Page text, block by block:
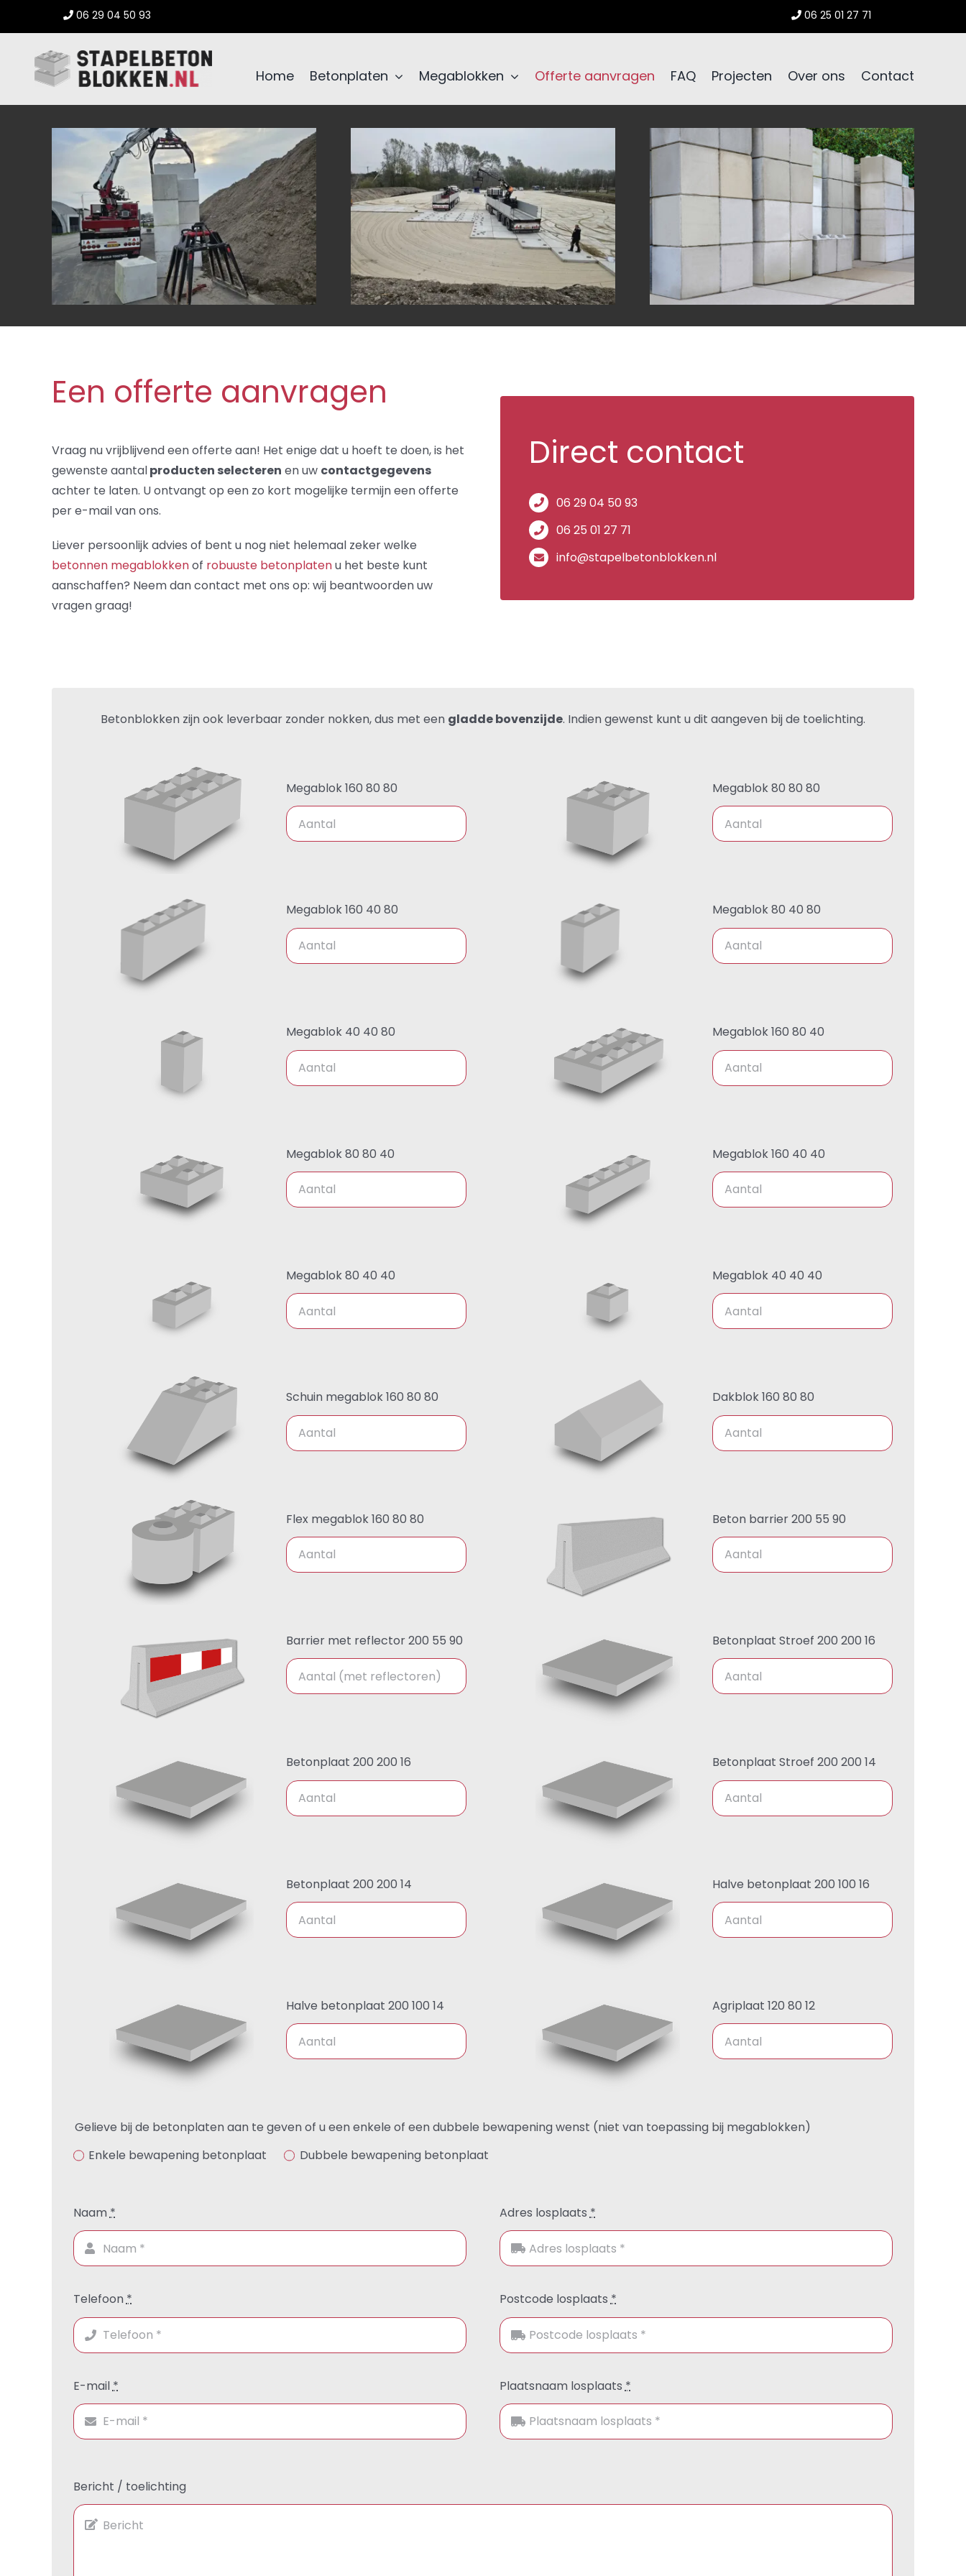
naar
06 29 04 50 93 06 25 01 27 71
Home Betonplaten Megablokken Offerte aanvragen FAQ Projecten Over ons Contact
Een offerte aanvragen
Vraag nu vrijblijvend een offerte aan! Het enige dat u hoeft te doen, is het
gewenste aantalproducten selecteren en uw contactgegevens
achter te laten. U ontvangt op een zo kort mogelijke termijn een offerte
per e-mail van ons.
Liever persoonlijk advies of bent u nog niet helemaal zeker welke
betonnen megablokkenof robuuste betonplatenu het beste kunt
aanschaffen? Neem dan contact met ons op: wij beantwoorden uw
vragen graag!
Direct contact
06 29 04 50 93
06 25 01 27 71
info@stapelbetonblokken.nl
Betonblokken zijn ook leverbaar zonder nokken, dus met een gladde bovenzijde. Indien gewenst kunt u dit aangeven bij de toelichting.
Megablok 160 80 80 Megablok 80 80 80
Megablok 160 40 80 Megablok 80 40 80
Megablok 40 40 80 Megablok 160 80 40
Megablok 80 80 40 Megablok 160 40 40
Megablok 80 40 40 Megablok 40 40 40
Schuin megablok 160 80 80 Dakblok 160 80 80
Flex megablok 160 80 80 Beton barrier 200 55 90
Barrier met reflector 200 55 90 Betonplaat Stroef 200 200 16
Betonplaat 200 200 16 Betonplaat Stroef 200 200 14
Betonplaat 200 200 14 Halve betonplaat 200 100 16
Halve betonplaat 200 100 14 Agriplaat 120 80 12
Gelieve bij de betonplaten aan te geven of u een enkele of een dubbele bewapening wenst (niet van toepassing bij megablokken)
Enkele bewapening betonplaat
Dubbele bewapening betonplaat
Naam*
Telefoon*
E-mail *
Adres losplaats*
Postcode losplaats*
Plaatsnaam losplaats *
Bericht / toelichting